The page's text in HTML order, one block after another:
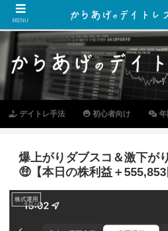
デイトレ手法 初心者向け 年
爆上がりダブスコ＆激下が
🤑【本日の株利益＋555,853
株式運用
MENU